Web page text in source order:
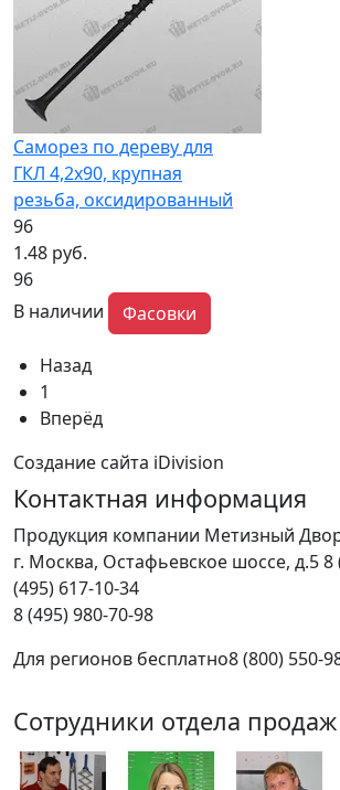
Саморез по дереву для
ГКЛ 4,2x90, крупная
резьба, оксидированный
96
1.48 руб.
96
В наличии
Фасовки
Назад
1
Вперёд
Создание сайта iDivision
Контактная информация
Продукция компании Метизный
г. Москва, Остафьевское шоссе, д.58
(495) 617-10-34
8 (495) 980-70-98
Для регионов бесплатно8 (800) 550-
Сотрудники отдела продаж